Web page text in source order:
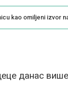
kao omiljeni izvor
данас